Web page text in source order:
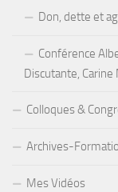
Don, dette et
Conférence
Discutante, Carine
Colloques &
Archives-
Mes Vidéos